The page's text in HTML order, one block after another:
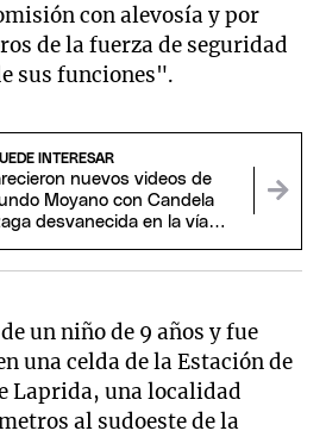
con alevosía y por
de la fuerza de seguridad
sus funciones".
INTERESAR
nuevos videos de
Moyano con Candela
desvanecida en la vía
un niño de 9 años y fue
una celda de la Estación de
Laprida, una localidad
al sudoeste de la